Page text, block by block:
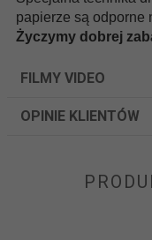
papierze są odporne
Życzymy dobrej
FILMY VIDEO
OPINIE KLIENTÓW